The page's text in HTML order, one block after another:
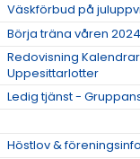
Väskförbud på
Börja träna våren 2024
Redovisning
Uppesittarlotter
Ledig tjänst -
Höstlov & föreningsinfo